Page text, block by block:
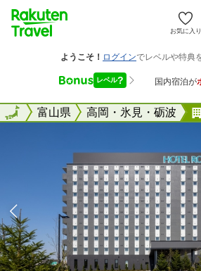
お気に入り
全国富山県 高岡・氷見・砺波
全国